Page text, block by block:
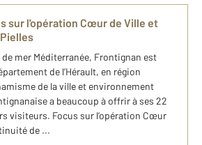
sur l'opération Cœur de Ville et
mer Méditerranée, Frontignan est
de l’Hérault, en région
de la ville et environnement
a beaucoup à offrir à ses 22
visiteurs. Focus sur l’opération Cœur
de ...